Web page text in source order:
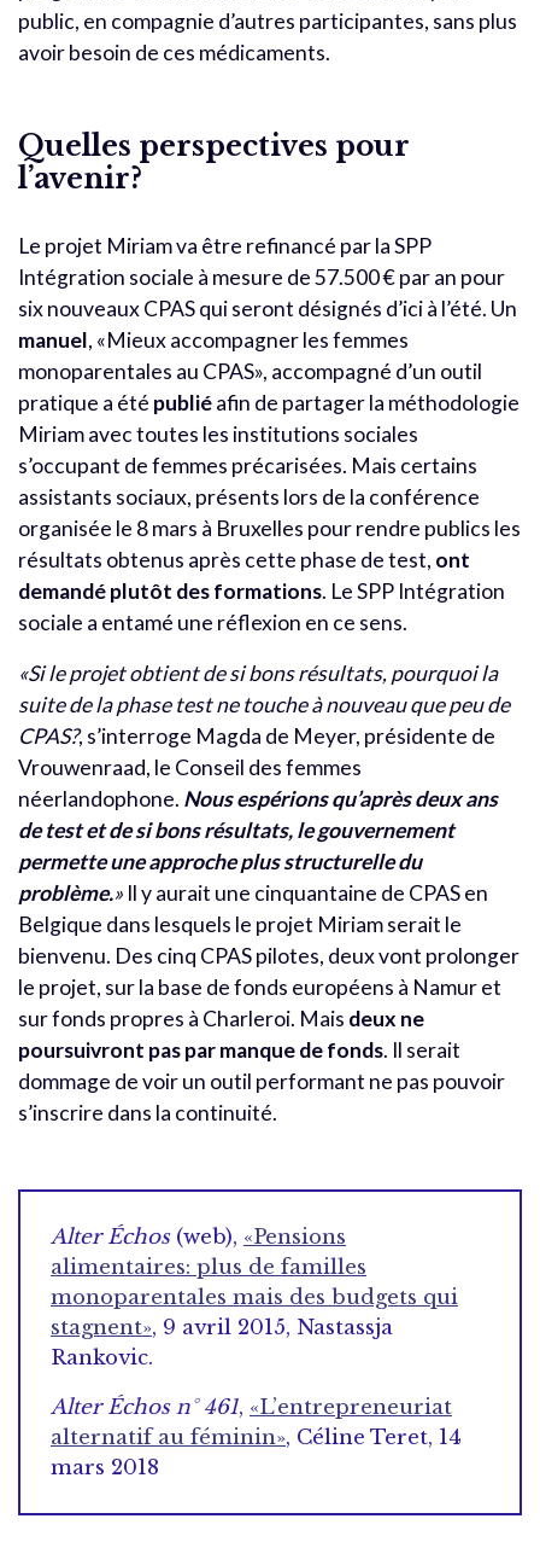
public, en compagnie d’autres participantes, sans plus
avoir besoin de ces médicaments.
Quelles perspectives pour
l’avenir?
Le projet Miriam va être refinancé par la SPP
Intégration sociale à mesure de 57.500 € par an pour
six nouveaux CPAS qui seront désignés d’ici à l’été. Un
manuel, «Mieux accompagner les femmes
monoparentales au CPAS», accompagné d’un outil
pratique a été publiéafin de partager la méthodologie
Miriam avec toutes les institutions sociales
s’occupant de femmes précarisées. Mais certains
assistants sociaux, présents lors de la conférence
organisée le 8 mars à Bruxelles pour rendre publics les
résultats obtenus après cette phase de test, ont
demandé plutôt des formations. Le SPP Intégration
sociale a entamé une réflexion en ce sens.
«Si le projet obtient de si bons résultats, pourquoi la
suite de la phase test ne touche à nouveau que peu de
CPAS?, s’interroge Magda de Meyer, présidente de
Vrouwenraad, le Conseil des femmes
néerlandophone. Nous espérions qu’après deux ans
de test et de si bons résultats, le gouvernement
permette une approche plus structurelle du
problème.» Il y aurait une cinquantaine de CPAS en
Belgique dans lesquels le projet Miriam serait le
bienvenu. Des cinq CPAS pilotes, deux vont prolonger
le projet, sur la base de fonds européens à Namur et
sur fonds propres à Charleroi. Mais deux ne
poursuivront pas par manque de fonds. Il serait
dommage de voir un outil performant ne pas pouvoir
s’inscrire dans la continuité.
Alter Échos(web), «Pensions
alimentaires: plus de familles
monoparentales mais des budgets qui
stagnent», 9 avril 2015, Nastassja
Rankovic.
Alter Échosn° 461, «L’entrepreneuriat
alternatif au féminin», Céline Teret, 14
mars 2018